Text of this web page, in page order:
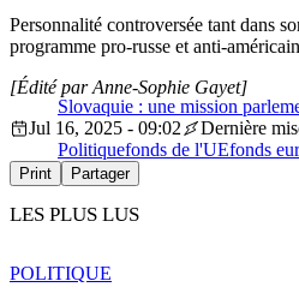
Personnalité controversée tant dans
programme pro-russe et anti-
Slovaquie : une mission
[Édité par Anne-Sophie Gayet]
Jul 16, 2025 - 09:02
Dernière
Politiquefonds de l'UEfonds
Print Partager
LES PLUS LUS
POLITIQUE